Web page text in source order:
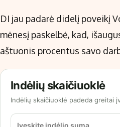
DI jau padarė didelį poveikį
mėnesį paskelbė, kad,
aštuonis procentus savo